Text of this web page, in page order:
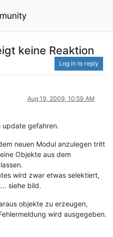
keine Reaktion
Log in to reply
Aug 19, 2009, 10:59 AM
update gefahren.
neuen Modul anzulegen tritt
Objekte aus dem
wird zwar etwas selektiert,
siehe bild.
objekte zu erzeugen,
wird ausgegeben.